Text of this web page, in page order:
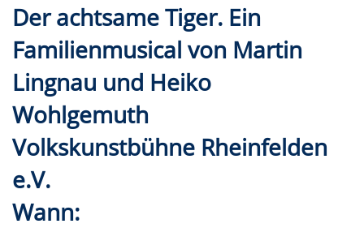
Der achtsame Tiger. Ein
Familienmusical von Martin
Lingnau und Heiko
Wohlgemuth
Volkskunstbühne Rheinfelden
e.V.
Wann: